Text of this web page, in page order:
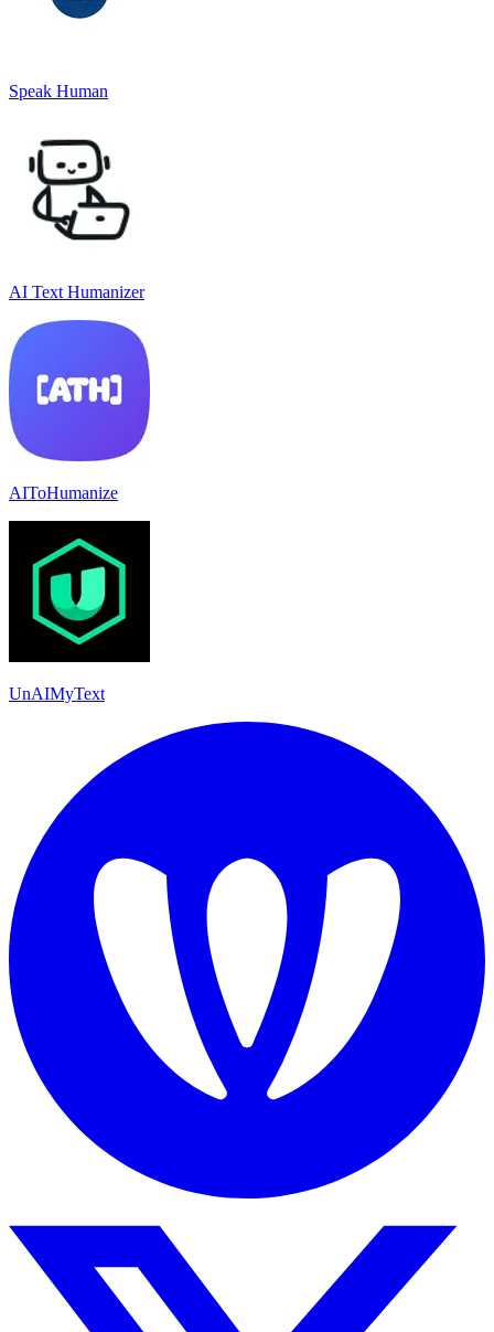
Speak Human
AI Text Humanizer
AIToHumanize
UnAIMyText